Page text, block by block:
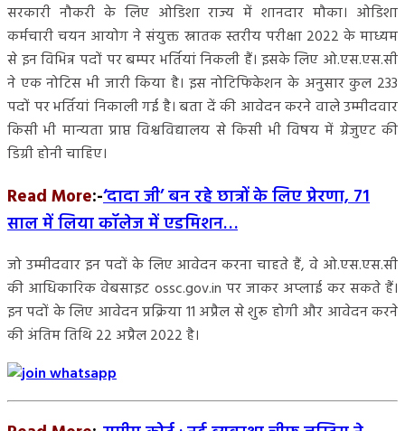
सरकारी नौकरी के लिए ओडिशा राज्य में शानदार मौका। ओडिशा
कर्मचारी चयन आयोग ने संयुक्त स्नातक स्तरीय परीक्षा 2022 के माध्यम
से इन विभिन्न पदों पर बम्पर भर्तियां निकली हैं। इसके लिए ओ.एस.एस.सी
ने एक नोटिस भी जारी किया है। इस नोटिफिकेशन के अनुसार कुल 233
पदों पर भर्तियां निकाली गई है। बता दें की आवेदन करने वाले उम्मीदवार
किसी भी मान्यता प्राप्त विश्वविद्यालय से किसी भी विषय में ग्रेजुएट की
डिग्री होनी चाहिए।
Read More:-‘दादा जी’ बन रहे छात्रों के लिए प्रेरणा, 71
साल में लिया कॉलेज में एडम‍िशन…
जो उम्मीदवार इन पदों के लिए आवेदन करना चाहते हैं, वे ओ.एस.एस.सी
की आधिकारिक वेबसाइट ossc.gov.in पर जाकर अप्लाई कर सकते हैं।
इन पदों के लिए आवेदन प्रक्रिया 11 अप्रैल से शुरू होगी और आवेदन करने
की अंतिम तिथि 22 अप्रैल 2022 है।